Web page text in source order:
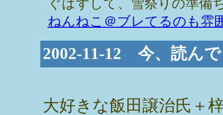
ぐはずして、雪祭りの準備
ねんねこ＠ブレてるのも雰
2002-11-12 今、読ん
大好きな飯田譲治氏＋